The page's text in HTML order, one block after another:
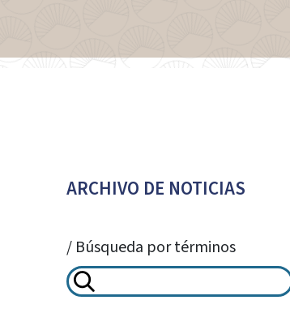
ARCHIVO DE NOTICIAS
/ Búsqueda por términos